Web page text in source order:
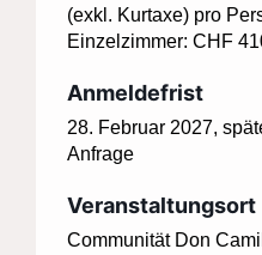
(exkl. Kurtaxe) pro
Einzelzimmer: CHF
Anmeldefrist
28. Februar 2027,
Anfrage
Veranstaltungsort
Communität Don